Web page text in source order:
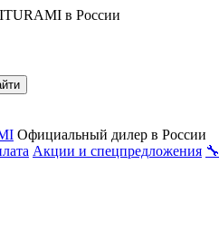
в России
Официальный дилер в России
Акции и спецпредложения 🔧